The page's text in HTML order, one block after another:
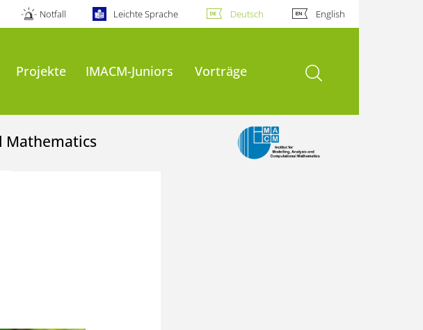
Notfall Leichte Sprache Deutsch English
Projekte IMACM-Juniors Vorträge Suche öffnen
Mathematics